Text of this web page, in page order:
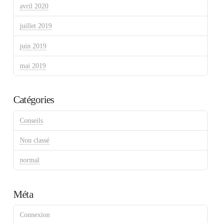
avril 2020
juillet 2019
juin 2019
mai 2019
Catégories
Conseils
Non classé
normal
Méta
Connexion